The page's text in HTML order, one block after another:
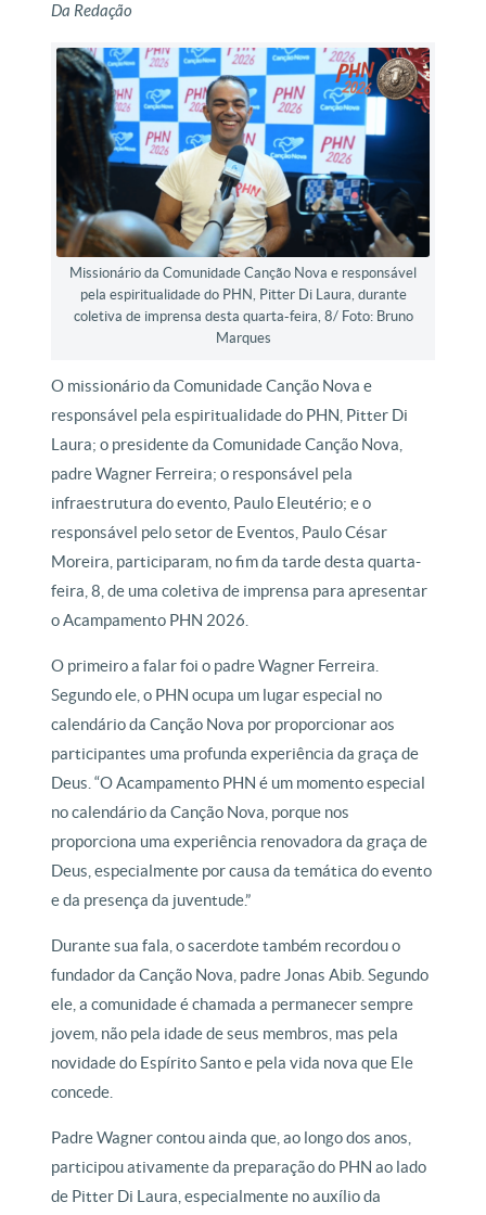
Da Redação
Missionário da Comunidade Canção Nova e responsável
pela espiritualidade do PHN, Pitter Di Laura, durante
coletiva de imprensa desta quarta-feira, 8/ Foto: Bruno
Marques
O missionário da Comunidade Canção Nova e
responsável pela espiritualidade do PHN, Pitter Di
Laura; o presidente da Comunidade Canção Nova,
padre Wagner Ferreira; o responsável pela
infraestrutura do evento, Paulo Eleutério; e o
responsável pelo setor de Eventos, Paulo César
Moreira, participaram, no fim da tarde desta quarta-
feira, 8, de uma coletiva de imprensa para apresentar
o Acampamento PHN 2026.
O primeiro a falar foi o padre Wagner Ferreira.
Segundo ele, o PHN ocupa um lugar especial no
calendário da Canção Nova por proporcionar aos
participantes uma profunda experiência da graça de
Deus. “O Acampamento PHN é um momento especial
no calendário da Canção Nova, porque nos
proporciona uma experiência renovadora da graça de
Deus, especialmente por causa da temática do evento
e da presença da juventude.”
Durante sua fala, o sacerdote também recordou o
fundador da Canção Nova, padre Jonas Abib. Segundo
ele, a comunidade é chamada a permanecer sempre
jovem, não pela idade de seus membros, mas pela
novidade do Espírito Santo e pela vida nova que Ele
concede.
Padre Wagner contou ainda que, ao longo dos anos,
participou ativamente da preparação do PHN ao lado
de Pitter Di Laura, especialmente no auxílio da